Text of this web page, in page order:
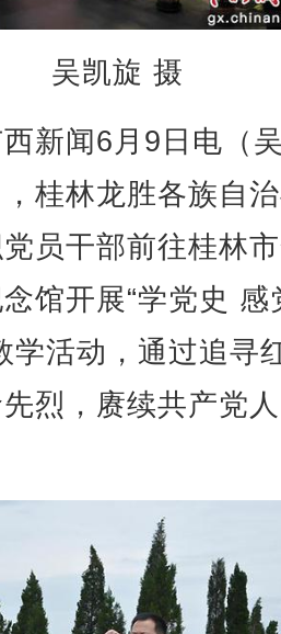
吴凯旋 摄
闻6月9日电（
桂林龙胜各族自
员干部前往桂林
馆开展“学党史 感
学活动，通过追寻
烈，赓续共产党